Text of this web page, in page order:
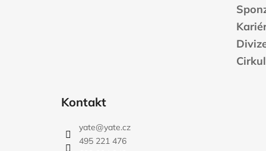
Kontakt
yate@yate.cz
495 221 476